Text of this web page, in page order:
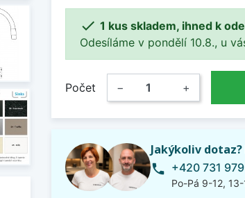
 1 kus skladem, ihned k
Odesíláme v pondělí 10.8., u
Počet − +
Jakýkoliv
phone +420 731
Po-Pá 9-12, 13-